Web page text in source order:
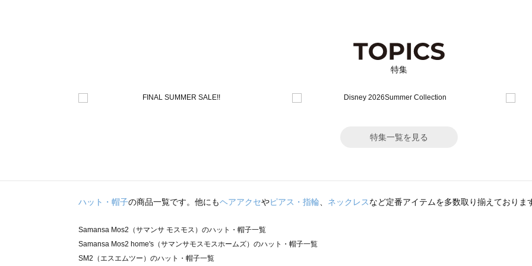
特集
特集一覧を見る
ハット・帽子の商品一覧です。他にもヘアアクセやピアス・指輪、 ネックレスなど定番アイテムを多数取り揃えておりま
Samansa Mos2（サマンサ モスモス）のハット・帽子一覧
Samansa Mos2 home's（サマンサモスモスホームズ）のハット・帽子一覧
SM2（エスエムツー）のハット・帽子一覧